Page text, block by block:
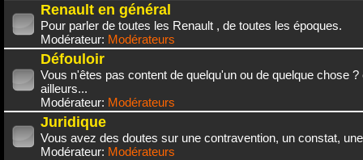
Renault en général
Pour parler de toutes les Renault , de toutes les époques.
Modérateur: Modérateurs
Défouloir
Vous n'êtes pas content de quelqu'un ou de quelque chose
ailleurs...
Modérateur: Modérateurs
Juridique
Vous avez des doutes sur une contravention, un constat,
Modérateur: Modérateurs